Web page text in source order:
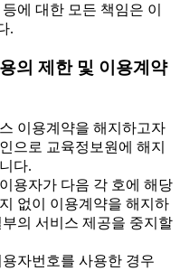
에 대한 모든 책임은 이
.
의 제한 및 이용계약
이용계약을 해지하고자
으로 교육정보원에 해지
다.
용자가 다음 각 호에 해당
없이 이용계약을 해지하
의 서비스 제공을 중지할
자번호를 사용한 경우